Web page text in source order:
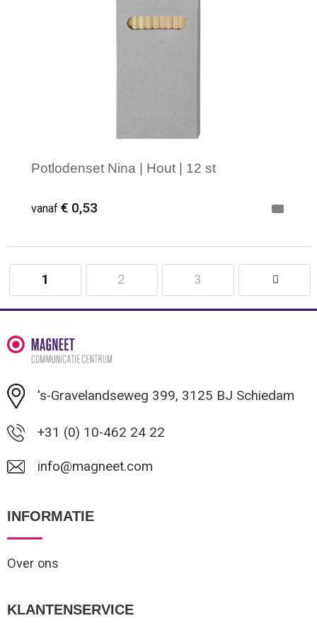
Potlodenset Nina | Hout | 12 st
vanaf € 0,53
Minimale afname: 1
1 2 3
's-Gravelandseweg 399, 3125 BJ Schiedam
+31 (0) 10-462 24 22
info@magneet.com
INFORMATIE
Over ons
KLANTENSERVICE